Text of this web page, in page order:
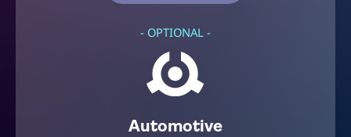
- OPTIONAL -
Automotive​​